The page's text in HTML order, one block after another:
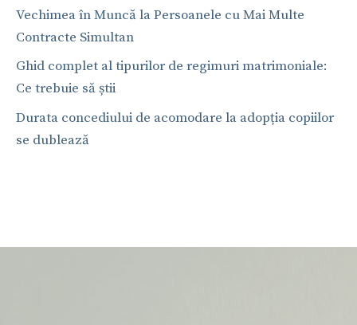
Vechimea în Muncă la Persoanele cu Mai Multe
Contracte Simultan
Ghid complet al tipurilor de regimuri matrimoniale:
Ce trebuie să știi
Durata concediului de acomodare la adopția copiilor
se dublează